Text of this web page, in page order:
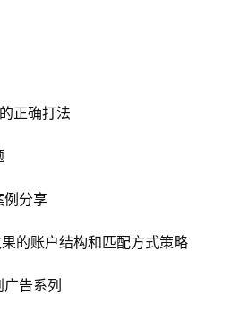
正确打法
例分享
的账户结构和匹配方式策略
告系列